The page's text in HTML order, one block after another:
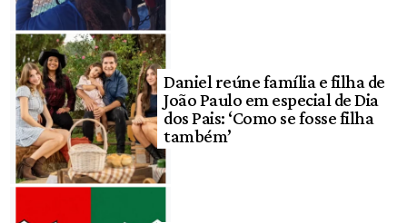
Daniel reúne família e filha de
João Paulo em especial de Dia
dos Pais: ‘Como se fosse filha
também’